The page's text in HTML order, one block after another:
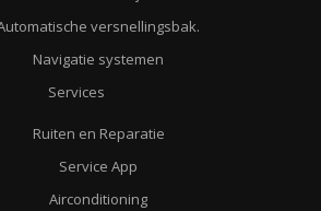
versnellingsbak.
Navigatie systemen
Services
Ruiten en Reparatie
Service App
Airconditioning